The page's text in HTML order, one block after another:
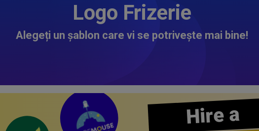
Logo Frizerie
Alegeți un șablon care vi se potrivește mai bine!
Hire a